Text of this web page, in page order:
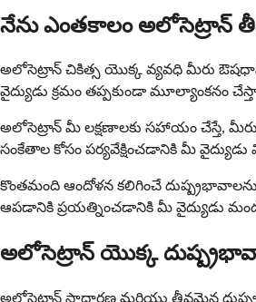
నేను ఎంతకాలం అలోసెట్రాన్
అలోసెట్రాన్ చికిత్స యొక్క వ్యవధి మీరు
వైద్యుడు క్రమం తప్పకుండా మూల్యాంకనం
అలోసెట్రాన్ మీ లక్షణాలకు సహాయం చేస్తే, మీరు
సంకేతాల కోసం పర్యవేక్షించడానికి మీ
కొంతమంది ఆందోళన కలిగించే
ఆపడానికి ప్రయత్నించడానికి మీ వైద్యుడు
అలోసెట్రాన్ యొక్క
అలోసెట్రాన్ సాధారణ మరియు తీవ్రమైన